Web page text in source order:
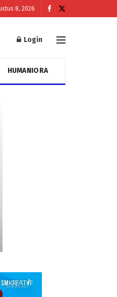
8, 2026
Login
HUMANIORA